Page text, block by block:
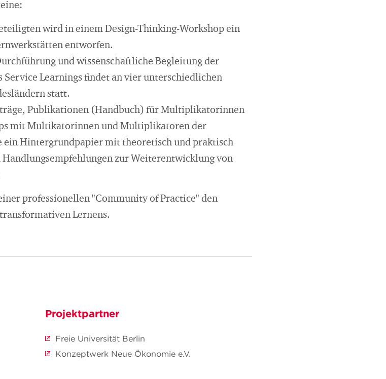
wird in einem Design-Thinking-Workshop ein
entworfen.
und wissenschaftliche Begleitung der
Learnings findet an vier unterschiedlichen
statt.
Publikationen (Handbuch) für Multiplikatorinnen
mit Multikatorinnen und Multiplikatoren der
ein Hintergrundpapier mit theoretisch und praktisch
zur Weiterentwicklung von
professionellen "Community of Practice" den
Lernens.
Projektpartner
Freie Universität Berlin
Konzeptwerk Neue Ökonomie e.V.